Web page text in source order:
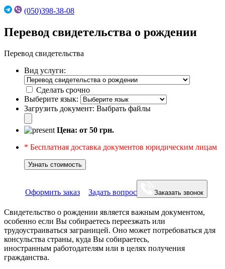
(050)398-38-08
Перевод свидетельства о рождении
Перевод свидетельства
Вид услуги:
Сделать срочно
Выберите язык:
Загрузить документ: Выбрать файлы
Цена: от 50 грн.
* Бесплатная доставка документов юридическим лицам
Узнать стоимость
Оформить заказ Задать вопрос Заказать звонок
Свидетельство о рождении является важным документом,
особенно если Вы собираетесь переезжать или
трудоустраиваться заграницей. Оно может потребоваться для
консульства страны, куда Вы собираетесь,
иностранным работодателям или в целях получения
гражданства.